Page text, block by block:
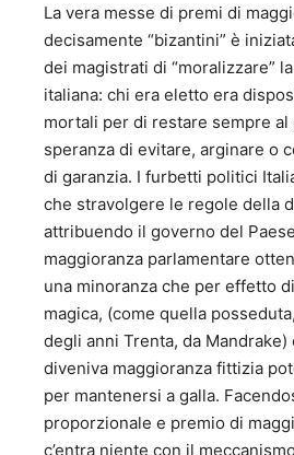
La vera messe di premi di
decisamente “bizantini” è
dei magistrati di “moralizzare”
italiana: chi era eletto era
mortali per di restare sempre
speranza di evitare, arginare o
di garanzia. I furbetti politici
che stravolgere le regole della
attribuendo il governo del
maggioranza parlamentare
una minoranza che per effetto
magica, (come quella
degli anni Trenta, da Mandrake)
diveniva maggioranza fittizia
per mantenersi a galla.
proporzionale e premio di
c’entra niente con il